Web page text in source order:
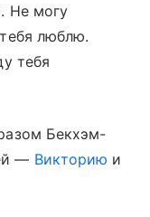
Не могу
люблю.
тебя
Бекхэм-
— Викторию и